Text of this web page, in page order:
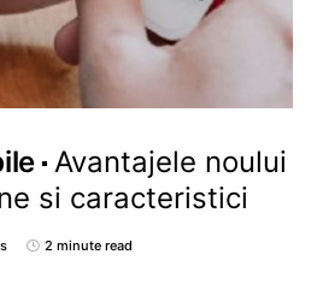
Avantajele noului
si caracteristici
2 minute read